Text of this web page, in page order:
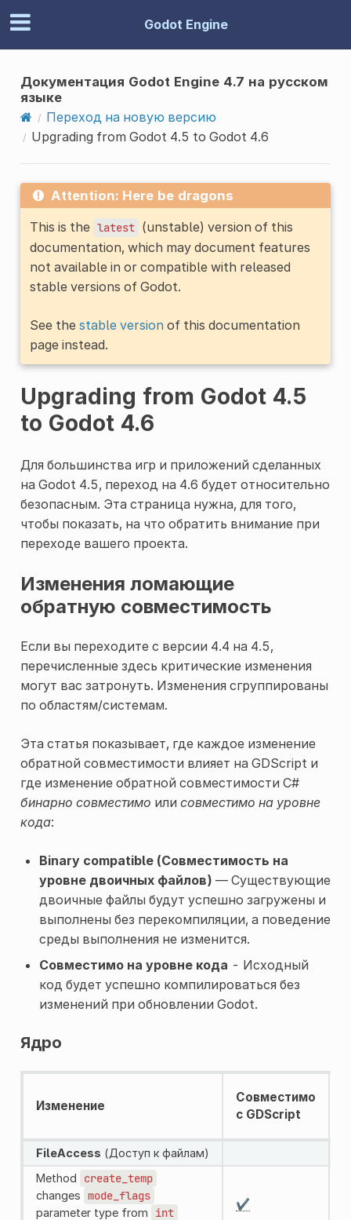
Godot Engine
Документация Godot Engine 4.7 на русском
языке
Переход на новую версию
Upgrading from Godot 4.5 to Godot 4.6
Attention: Here be dragons
This is the latest (unstable) version of this
documentation, which may document features
not available in or compatible with released
stable versions of Godot.
See the stable versionof this documentation
page instead.
Upgrading from Godot 4.5
to Godot 4.6
Для большинства игр и приложений сделанных
на Godot 4.5, переход на 4.6 будет относительно
безопасным. Эта страница нужна, для того,
чтобы показать, на что обратить внимание при
переходе вашего проекта.
Изменения ломающие
обратную совместимость
Если вы переходите с версии 4.4 на 4.5,
перечисленные здесь критические изменения
могут вас затронуть. Изменения сгруппированы
по областям/системам.
Эта статья показывает, где каждое изменение
обратной совместимости влияет на GDScript и
где изменение обратной совместимости C#
бинарно совместимо или совместимо на уровне
кода:
Binary compatible (Совместимость на
уровне двоичных файлов) — Существующие
двоичные файлы будут успешно загружены и
выполнены без перекомпиляции, а поведение
среды выполнения не изменится.
Совместимо на уровне кода - Исходный
код будет успешно компилироваться без
изменений при обновлении Godot.
Ядро
Изменение
Совместимо
с GDScript
FileAccess (Доступ к файлам)
Method
create_temp
changes mode_flags
parameter type from int
✔️